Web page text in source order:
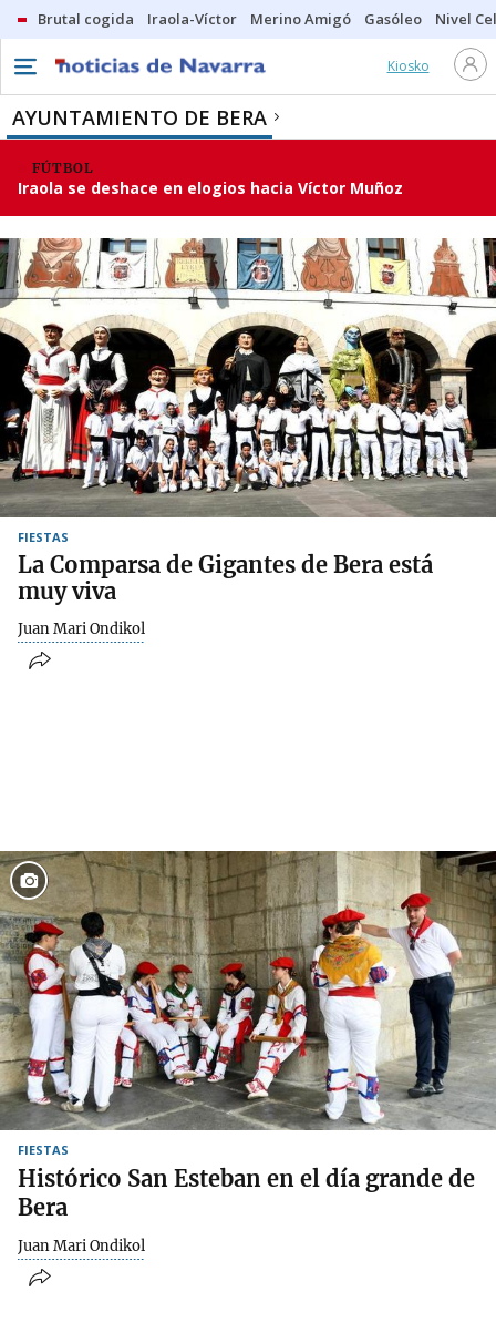
Brutal cogida Iraola-Víctor Merino Amigó Gasóleo Nivel
Kiosko
AYUNTAMIENTO DE BERA
FÚTBOL
Iraola se deshace en elogios hacia Víctor Muñoz
FIESTAS
La Comparsa de Gigantes de Bera está
muy viva
Juan Mari Ondikol
FIESTAS
Histórico San Esteban en el día grande de
Bera
Juan Mari Ondikol